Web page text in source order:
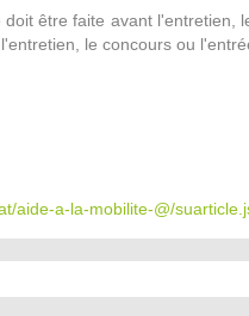
être faite avant l'entretien,
le concours ou
aide-a-la-mobilite-@/